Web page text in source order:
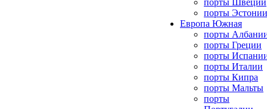
порты Швеции
порты Эстонии
Европа Южная
порты
порты Греции
порты
порты Италии
порты Кипра
порты Мальты
порты